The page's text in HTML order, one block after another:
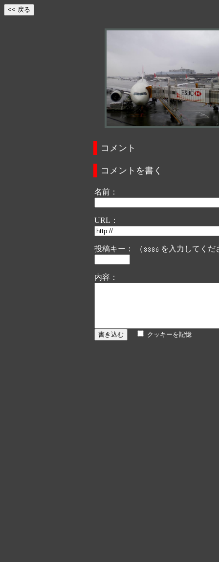
コメント
コメントを書く
名前：
URL：
投稿キー： （ を入力してくだ
内容：
クッキーを記憶